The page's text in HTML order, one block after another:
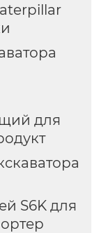
для
S6K для